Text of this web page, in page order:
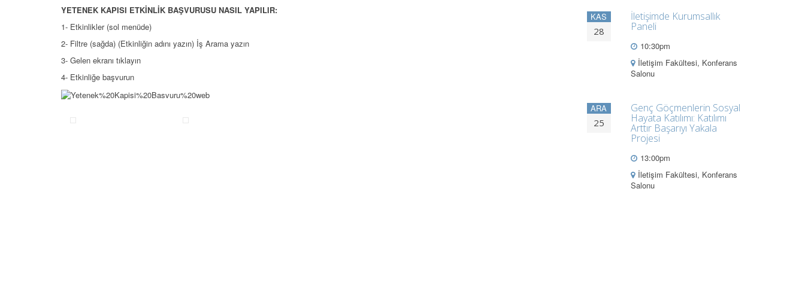
YETENEK KAPISI ETKİNLİK BAŞVURUSU NASIL YAPILIR:
1- Etkinlikler (sol menüde)
2- Filtre (sağda) (Etkinliğin adını yazın) İş Arama yazın
3- Gelen ekranı tıklayın
4- Etkinliğe başvurun
KAS
28
İletişimde Kurumsallık
Paneli
10:30pm
İletişim Fakültesi, Konferans
Salonu
ARA
25
Genç Göçmenlerin Sosyal
Hayata Katılımı: Katılımı
Arttır Başarıyı Yakala
Projesi
13:00pm
İletişim Fakültesi, Konferans
Salonu